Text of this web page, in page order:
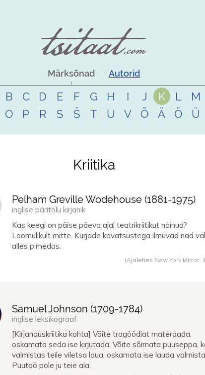
Märksõnad Autorid
B C D E F G H I J K L
M
O P R S Š T U V Õ Ä Ö Ü
Kriitika
Pelham Greville Wodehouse (1881-1975)
inglise päritolu kirjanik
Kas keegi on päise päeva ajal teatrikriitikut näinud?
Loomulikult mitte. Kurjade kavatsustega ilmuvad nad
alles pimedas.
(Ajalehes New York Mirror,
Samuel Johnson (1709-1784)
inglise leksikograaf
[Kirjanduskriitika kohta] Võite tragöödiat materdada,
oskamata seda ise kirjutada. Võite sõimata puuseppa,
valmistas teile viletsa laua, oskamata ise lauda
Puutöö pole ju teie ala.